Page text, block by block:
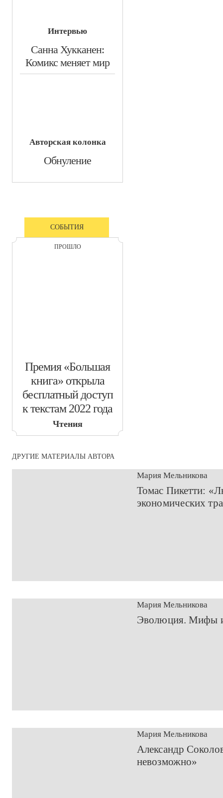
Интервью
​Санна Хукканен:
Комикс меняет мир
Авторская колонка
​Обнуление
СОБЫТИЯ
ПРОШЛО
​Премия «Большая
книга» открыла
бесплатный доступ
к текстам 2022 года
Чтения
ДРУГИЕ МАТЕРИАЛЫ АВТОРА
Мария Мельникова
​Томас Пикетти:
экономических
Мария Мельникова
​Эволюция. Мифы и
Мария Мельникова
​Александр
невозможно»